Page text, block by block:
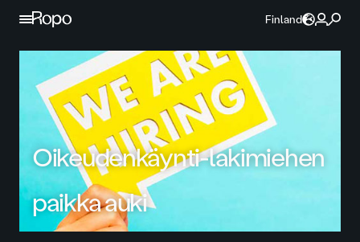
Jatka sisältöön
Finland
Oikeudenkäynti-lakimiehen
paikka auki